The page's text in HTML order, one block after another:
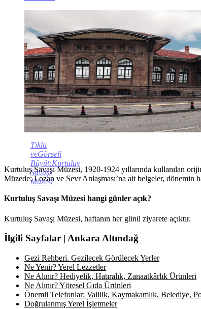
Tıkla
veGörseli
Büyüt:Kurtuluş
Savaşı
Müzesi
Kurtuluş Savaşı Müzesi, 1920-1924 yıllarında kullanılan
Müzede; Lozan ve Sevr Anlaşması’na ait belgeler, dönemin
Kurtuluş Savaşı Müzesi hangi günler açık?
Kurtuluş Savaşı Müzesi, haftanın her günü ziyarete açıktır.
İlgili Sayfalar | Ankara Altındağ
Gezi Rehberi. Gezilecek Görülecek Yerler
Ne Yenir? Yerel Lezzetler
Ne Alınır? Hediyelik, Hatıralık, Zanaatkârlık Ürünleri
Ne Alınır? Yöresel Gıda Ürünleri
Önemli Telefonlar: Valilik, Kaymakamlık, Belediye,
Doğrulanmış Yerel İşletmeler